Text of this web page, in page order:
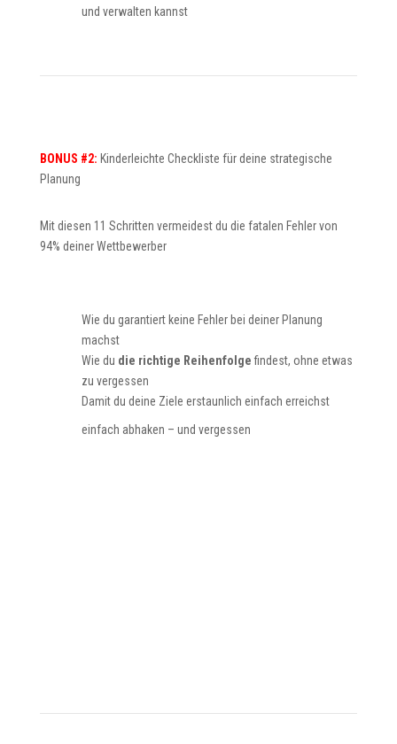
und verwalten kannst
BONUS #2: Kinderleichte Checkliste für deine strategische
Planung
Mit diesen 11 Schritten vermeidest du die fatalen Fehler von
94% deiner Wettbewerber
Wie du garantiert keine Fehler bei deiner Planung
machst
Wie du die richtige Reihenfolgefindest, ohne etwas
zu vergessen
Damit du deine Ziele erstaunlich einfach erreichst
einfach abhaken – und vergessen